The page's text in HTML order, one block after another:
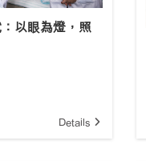
以眼為燈，照
Details